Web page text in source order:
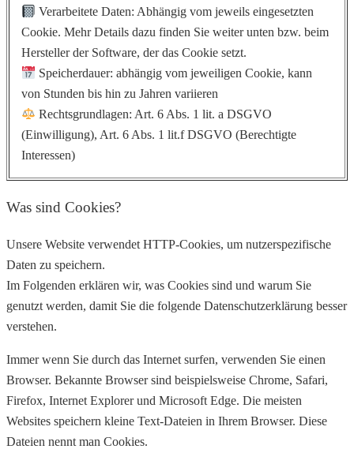
Verarbeitete Daten: Abhängig vom jeweils eingesetzten
Cookie. Mehr Details dazu finden Sie weiter unten bzw. beim
Hersteller der Software, der das Cookie setzt.
Speicherdauer: abhängig vom jeweiligen Cookie, kann
von Stunden bis hin zu Jahren variieren
Rechtsgrundlagen: Art. 6 Abs. 1 lit. a DSGVO
(Einwilligung), Art. 6 Abs. 1 lit.f DSGVO (Berechtigte
Interessen)
Was sind Cookies?
Unsere Website verwendet HTTP-Cookies, um nutzerspezifische
Daten zu speichern.
Im Folgenden erklären wir, was Cookies sind und warum Sie
genutzt werden, damit Sie die folgende Datenschutzerklärung besser
verstehen.
Immer wenn Sie durch das Internet surfen, verwenden Sie einen
Browser. Bekannte Browser sind beispielsweise Chrome, Safari,
Firefox, Internet Explorer und Microsoft Edge. Die meisten
Websites speichern kleine Text-Dateien in Ihrem Browser. Diese
Dateien nennt man Cookies.